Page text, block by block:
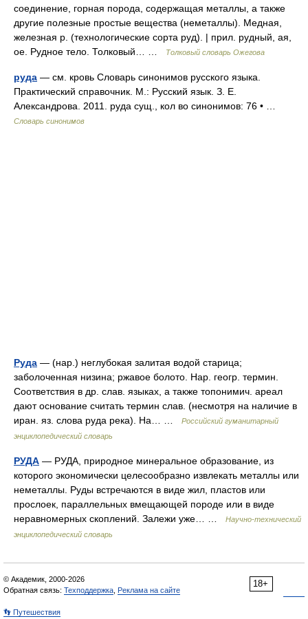
соединение, горная порода, содержащая металлы, а также
другие полезные простые вещества (неметаллы). Медная,
железная р. (технологические сорта руд). | прил. рудный, ая,
ое. Рудное тело. Толковый… …
Толковый словарь Ожегова
руда — см. кровь Словарь синонимов русского языка.
Практический справочник. М.: Русский язык. З. Е.
Александрова. 2011. руда сущ., кол во синонимов: 76 • …
Словарь синонимов
Руда — (нар.) неглубокая залитая водой старица;
заболоченная низина; ржавое болото. Нар. геогр. термин.
Соответствия в др. слав. языках, а также топонимич. ареал
дают основание считать термин слав. (несмотря на наличие в
иран. яз. слова руда река). На… …
Российский гуманитарный
энциклопедический словарь
РУДА — РУДА, природное минеральное образование, из
которого экономически целесообразно извлекать металлы или
неметаллы. Руды встречаются в виде жил, пластов или
прослоек, параллельных вмещающей породе или в виде
неравномерных скоплений. Залежи уже… …
Научно-технический
энциклопедический словарь
18+
© Академик, 2000-2026
Обратная связь: Техподдержка Реклама на сайте
👣 Путешествия